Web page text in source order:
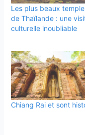
Les plus beaux
de Thaïlande : une
culturelle inoubliable
Chiang Rai et sont